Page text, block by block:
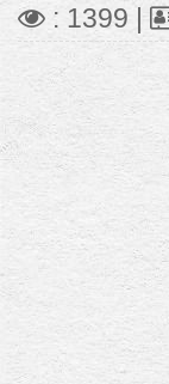
: 1399 |